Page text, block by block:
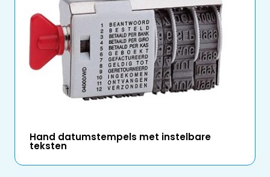
Hand datumstempels met instelbare
teksten